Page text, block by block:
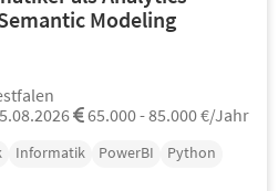
Modeling
65.000 - 85.000 €/Jahr
Informatik PowerBI
Python